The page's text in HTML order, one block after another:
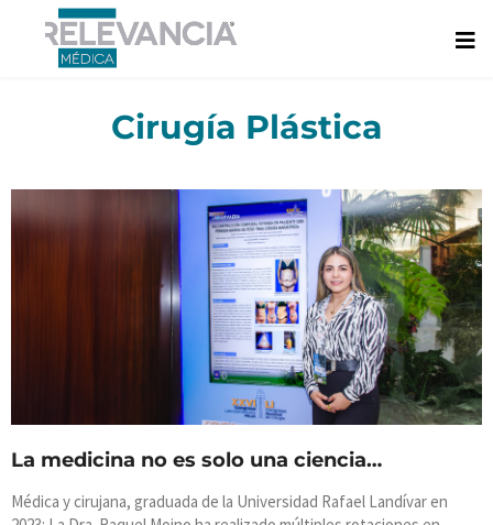
contenido
Cirugía Plástica
La medicina no es solo una ciencia…
Médica y cirujana, graduada de la Universidad Rafael Landívar en